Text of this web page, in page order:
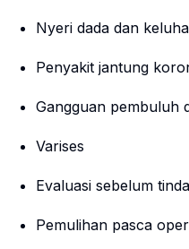
Nyeri dada dan
Penyakit jantung
Gangguan pembuluh
Varises
Evaluasi sebelum
Pemulihan pasca